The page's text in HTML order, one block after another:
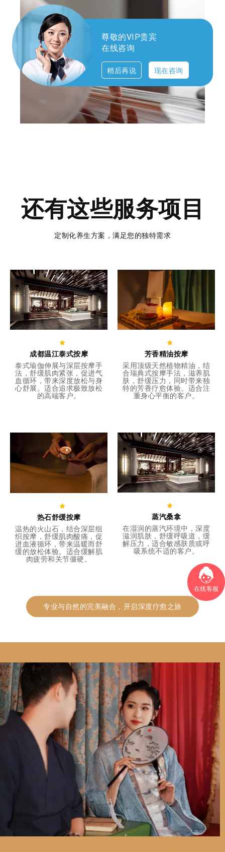
尊敬的VIP贵宾
在线咨询
稍后再说 现在咨询
在线客服
还有这些服务项目
定制化养生方案，满足您的独特需求
成都温江泰式按摩
泰式瑜伽伸展与深层按摩手
法，舒缓肌肉紧张，促进气
血循环，带来深度放松与身
心舒展。适合追求极致放松
的高端客户。
芳香精油按摩
采用顶级天然植物精油，结
合瑞典式按摩手法，滋养肌
肤，舒缓压力，同时带来独
特的芳香疗愈体验。适合注
重身心平衡的客户。
热石舒缓按摩
温热的火山石，结合深层组
织按摩，舒缓肌肉酸痛，促
进血液循环，带来温暖而舒
缓的放松体验。适合缓解肌
肉疲劳和关节僵硬。
蒸汽桑拿
在湿润的蒸汽环境中，深度
滋润肌肤，舒缓呼吸道，缓
解压力，适合敏感肤质或呼
吸系统不适的客户。
专业与自然的完美融合，开启深度疗愈之旅